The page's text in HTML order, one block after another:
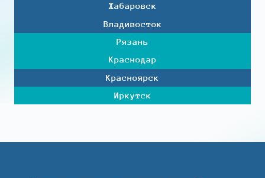
Хабаровск
Владивосток
Рязань
Краснодар
Красноярск
Иркутск